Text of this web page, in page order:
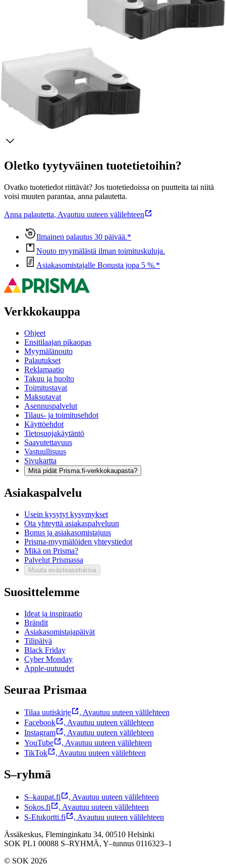
Työkalupidin, joka soveltuu varrellisten työkalujen kuten haravan tai
luudan ripustamiseen. Painetaan paikoilleen työkalukiskoon tai
normaaliin kantokiskoon. Toimitetaan 2 kpl:n pakkauksessa.
Ominaisuudet
Oletko tyytyväinen tuotetietoihin?
Ovatko tuotetiedot riittävät? Jos tuotetiedoissa on puutteita tai niitä
voisi muuten parantaa, anna palautetta.
Anna palautetta, Avautuu uuteen välilehteen
Ilmainen palautus 30 päivää.*
Nouto myymälästä ilman toimituskuluja.
Asiakasomistajalle Bonusta jopa 5 %.*
Verkkokauppa
Ohjeet
Ensitilaajan pikaopas
Myymälänouto
Palautukset
Reklamaatio
Takuu ja huolto
Toimitustavat
Maksutavat
Asennuspalvelut
Tilaus- ja toimitusehdot
Käyttöehdot
Tietosuojakäytäntö
Saavutettavuus
Vastuullisuus
Sivukartta
Mitä pidät Prisma.fi-verkkokaupasta?
Asiakaspalvelu
Usein kysytyt kysymykset
Ota yhteyttä asiakaspalveluun
Bonus ja asiakasomistajuus
Prisma-myymälöiden yhteystiedot
Mikä on Prisma?
Palvelut Prismassa
Muuta evästeasetuksia
Suosittelemme
Ideat ja inspiraatio
Brändit
Asiakasomistajapäivät
Tilipäivä
Black Friday
Cyber Monday
Apple-uutuudet
Seuraa Prismaa
Tilaa uutiskirje , Avautuu uuteen välilehteen
Facebook
, Avautuu uuteen välilehteen
Instagram
, Avautuu uuteen välilehteen
YouTube
, Avautuu uuteen välilehteen
TikTok
, Avautuu uuteen välilehteen
S–ryhmä
S–kaupat.fi , Avautuu uuteen välilehteen
Sokos.fi
, Avautuu uuteen välilehteen
S-Etukortti.fi
, Avautuu uuteen välilehteen
Ässäkeskus, Fleminginkatu 34, 00510 Helsinki
SOK PL1 00088 S–RYHMÄ, Y–tunnus 0116323–1
© SOK 2026